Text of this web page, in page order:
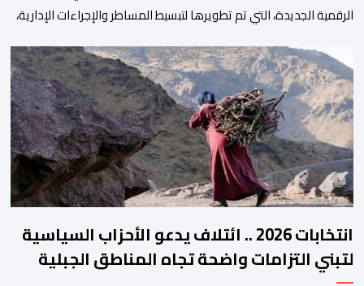
الرقمية الجديدة، التي تم تطويرها لتبسيط المساطر والإجراءات الإدارية،
والمجالس الجهوية للهيئة إلى جانب الهيئة الوطنية. وذكر بلاغ للهيئة أن
هذه المنصة، التي تم إطلاقها في إطار استراتيجيتها الرامية إلى التحديث
والتحول الرقمي، تشكل خطوة مهمة في […]
انتخابات 2026 .. ائتلاف يدعو الأحزاب السياسية
لتبني التزامات واضحة تجاه المناطق الجبلية